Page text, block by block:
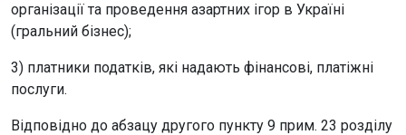
організації та проведення азартних ігор в Україні
(гральний бізнес);
3) платники податків, які надають фінансові, платіжні
послуги.
Відповідно до абзацу другого пункту 9 прим. 23 розділу